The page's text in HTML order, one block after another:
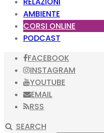
AMBIENTE
CORSI ONLINE
PODCAST
FACEBOOK
INSTAGRAM
YOUTUBE
EMAIL
RSS
SEARCH